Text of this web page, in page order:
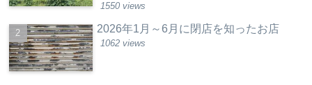
1550 views
2026年1月～6月に閉店を知ったお店
1062 views